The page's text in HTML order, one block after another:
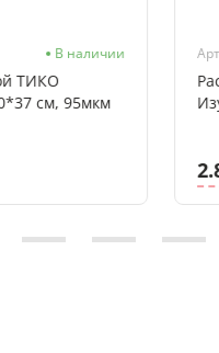
В наличии
ТИКО
см, 95мкм